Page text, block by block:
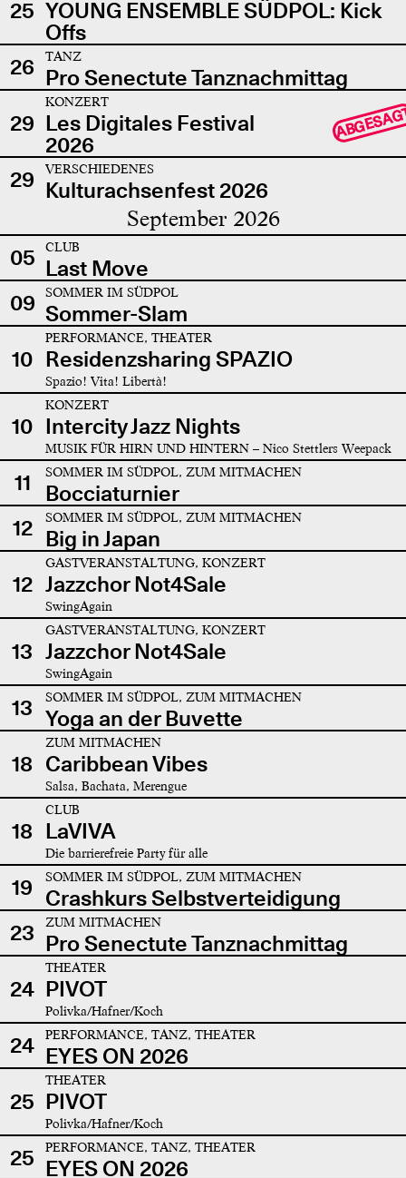
25 YOUNG ENSEMBLE SÜDPOL: Kick
Offs
26
TANZ
Pro Senectute Tanznachmittag
29
KONZERT
Les Digitales Festival
2026
29 VERSCHIEDENES
Kulturachsenfest 2026
September 2026
05 CLUB
Last Move
09
SOMMER IM SÜDPOL
Sommer-Slam
10
PERFORMANCE, THEATER
Residenzsharing SPAZIO
Spazio! Vita! Libertà!
10
KONZERT
Intercity Jazz Nights
MUSIK FÜR HIRN UND HINTERN – Nico Stettlers Weepack
11 SOMMER IM SÜDPOL, ZUM MITMACHEN
Bocciaturnier
12
SOMMER IM SÜDPOL, ZUM MITMACHEN
Big in Japan
12
GASTVERANSTALTUNG, KONZERT
Jazzchor Not4Sale
SwingAgain
13
GASTVERANSTALTUNG, KONZERT
Jazzchor Not4Sale
SwingAgain
13 SOMMER IM SÜDPOL, ZUM MITMACHEN
Yoga an der Buvette
18
ZUM MITMACHEN
Caribbean Vibes
Salsa, Bachata, Merengue
18
CLUB
LaVIVA
Die barrierefreie Party für alle
19 SOMMER IM SÜDPOL, ZUM MITMACHEN
Crashkurs Selbstverteidigung
23
ZUM MITMACHEN
Pro Senectute Tanznachmittag
24
THEATER
PIVOT
Polivka/Hafner/Koch
24 PERFORMANCE, TANZ, THEATER
EYES ON 2026
25
THEATER
PIVOT
Polivka/Hafner/Koch
25 PERFORMANCE, TANZ, THEATER
EYES ON 2026